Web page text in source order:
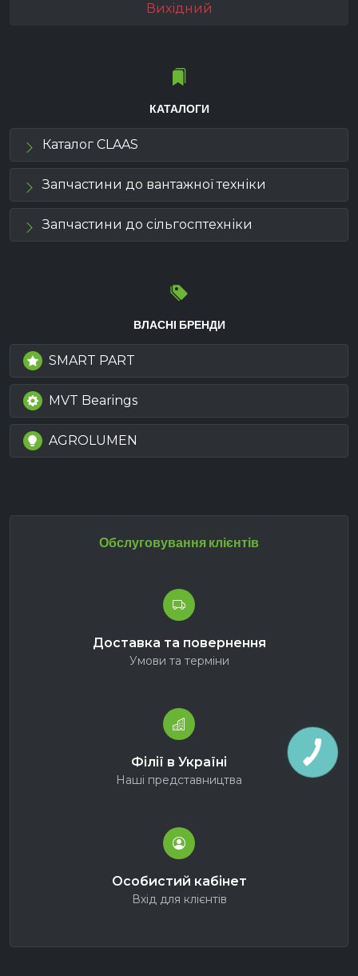
Вихідний
КАТАЛОГИ
Каталог CLAAS
Запчастини до вантажної техніки
Запчастини до сільгосптехніки
ВЛАСНІ БРЕНДИ
SMART PART
MVT Bearings
AGROLUMEN
Обслуговування клієнтів
Доставка та повернення
Умови та терміни
Філії в Україні
Наші представництва
Особистий кабінет
Вхід для клієнтів